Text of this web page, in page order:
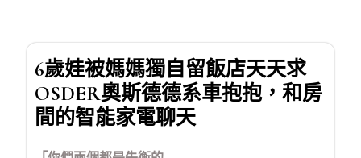
6歲娃被媽媽獨自留飯店天天求
OSDER奧斯德德系車抱抱，和房
間的智能家電聊天